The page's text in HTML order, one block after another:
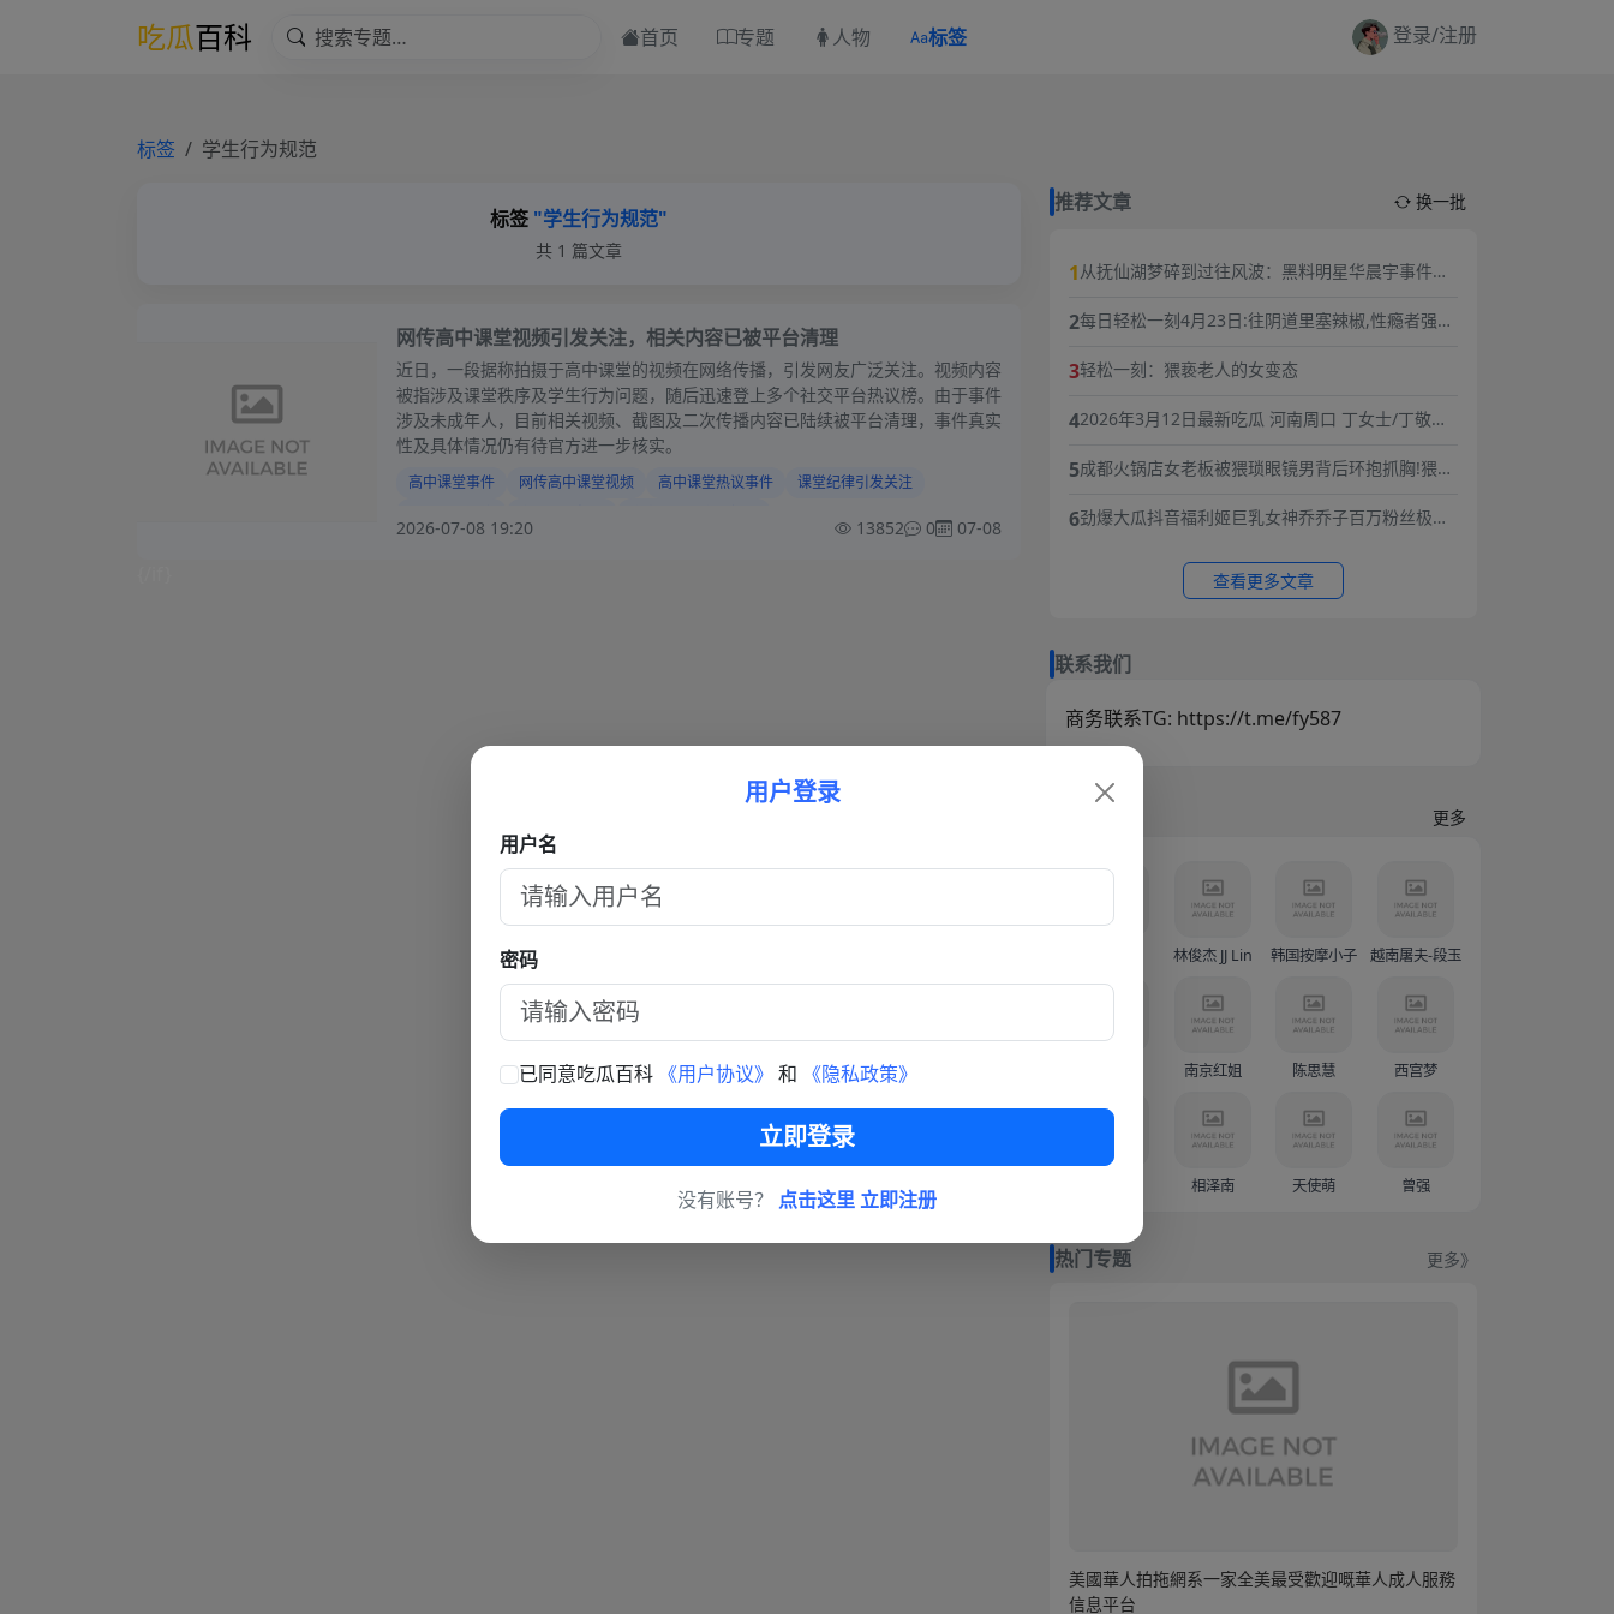
吃瓜百科 首页 专题 人物 标签 登录/注册
标签 学生行为规范
标签 "学生行为规范"
共 1 篇文章
网传高中课堂视频引发关注，相关内容已被平台清理
近日，一段据称拍摄于高中课堂的视频在网络传播，引发网友广泛关注。视频内容
被指涉及课堂秩序及学生行为问题，随后迅速登上多个社交平台热议榜。由于事件
涉及未成年人，目前相关视频、截图及二次传播内容已陆续被平台清理，事件真实
性及具体情况仍有待官方进一步核实。
高中课堂事件 网传高中课堂视频 高中课堂热议事件
课堂纪律引发关注
2026-07-08 19:20 13852 0 07-08
推荐文章 换一批
1从抚仙湖梦碎到过往风波：黑料明星华晨宇事件复
2每日轻松一刻4月23日:往阴道里塞辣椒,性瘾者强奸
3轻松一刻：猥亵老人的女变态
42026年3月12日最新吃瓜 河南周口 丁女士/丁敬芝
望中生下了孩子 长期SM暴力虐待囚禁
5成都火锅店女老板被猥琐眼镜男背后环抱抓胸!猥琐
掌扇飞眼镜！
6劲爆大瓜抖音福利姬巨乳女神乔乔子百万粉丝极品
弟们快来感受榜一大哥的快乐体验
查看更多文章
联系我们
商务联系TG: https://t.me/fy587
更多
林俊杰 JJ Lin 韩国按摩小子 越南屠夫-段玉创（Doàn Văn Sáng）
南京红姐 陈思慧 西宫梦
相泽南 天使萌 曾强
热门专题 更多》
美國華人拍拖網系一家全美最受歡迎嘅華人成人服務
信息平台
用户登录
用户名
密码
已同意吃瓜百科 《用户协议》 和 《隐私政策》
立即登录
没有账号？ 点击这里 立即注册